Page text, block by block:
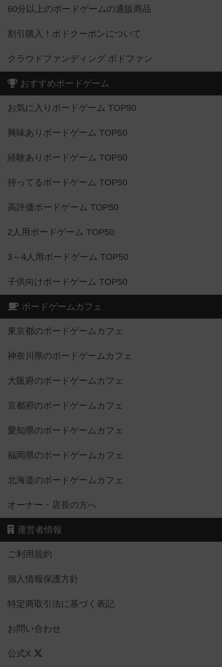
60分以上のボードゲームの通販商品
割引購入！ボドクーポンについて
クラウドファンディング ボドファン
おすすめボードゲーム
お気に入りボードゲーム TOP50
興味ありボードゲーム TOP50
経験ありボードゲーム TOP50
持ってるボードゲーム TOP50
高評価ボードゲーム TOP50
2人用ボードゲーム TOP50
3～4人用ボードゲーム TOP50
子供向けボードゲーム TOP50
ボードゲームカフェ
東京都のボードゲームカフェ
神奈川県のボードゲームカフェ
大阪府のボードゲームカフェ
京都府のボードゲームカフェ
愛知県のボードゲームカフェ
福岡県のボードゲームカフェ
北海道のボードゲームカフェ
オーナー・店長の方へ
運営者情報
ご利用規約
個人情報保護方針
特定商取引法に基づく表記
お問い合わせ
公式X